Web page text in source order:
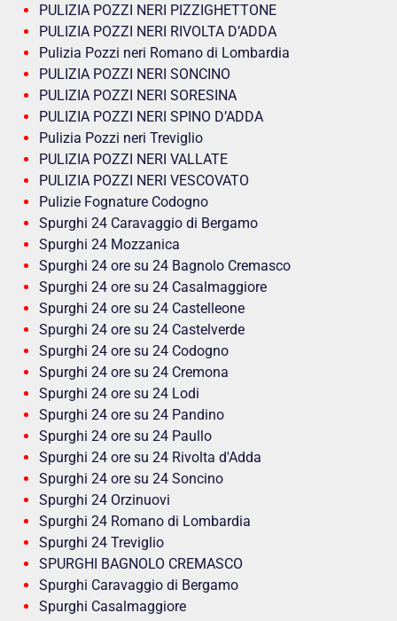
PULIZIA POZZI NERI PIZZIGHETTONE
PULIZIA POZZI NERI RIVOLTA D’ADDA
Pulizia Pozzi neri Romano di Lombardia
PULIZIA POZZI NERI SONCINO
PULIZIA POZZI NERI SORESINA
PULIZIA POZZI NERI SPINO D’ADDA
Pulizia Pozzi neri Treviglio
PULIZIA POZZI NERI VALLATE
PULIZIA POZZI NERI VESCOVATO
Pulizie Fognature Codogno
Spurghi 24 Caravaggio di Bergamo
Spurghi 24 Mozzanica
Spurghi 24 ore su 24 Bagnolo Cremasco
Spurghi 24 ore su 24 Casalmaggiore
Spurghi 24 ore su 24 Castelleone
Spurghi 24 ore su 24 Castelverde
Spurghi 24 ore su 24 Codogno
Spurghi 24 ore su 24 Cremona
Spurghi 24 ore su 24 Lodi
Spurghi 24 ore su 24 Pandino
Spurghi 24 ore su 24 Paullo
Spurghi 24 ore su 24 Rivolta d'Adda
Spurghi 24 ore su 24 Soncino
Spurghi 24 Orzinuovi
Spurghi 24 Romano di Lombardia
Spurghi 24 Treviglio
SPURGHI BAGNOLO CREMASCO
Spurghi Caravaggio di Bergamo
Spurghi Casalmaggiore